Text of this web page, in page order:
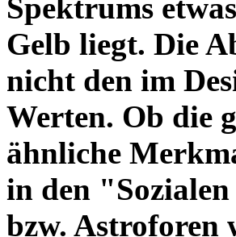
Spektrums
Gelb liegt. Die
nicht den im
Werten. Ob die
ähnliche
in den
bzw. Astroforen